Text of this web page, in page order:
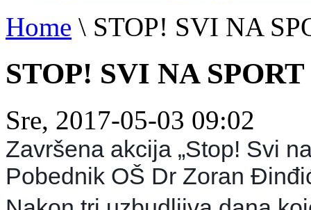
Home \ STOP! SVI NA
STOP! SVI NA SPORT
Sre, 2017-05-03 09:02
Završena akcija „Stop! Svi
Pobednik OŠ Dr Zoran